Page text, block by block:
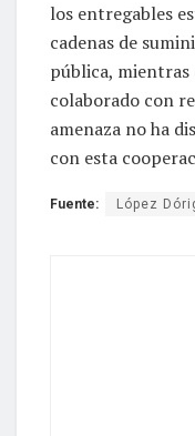
los entregables
cadenas de
pública, mientras
colaborado con
amenaza no ha
con esta
Fuente: López